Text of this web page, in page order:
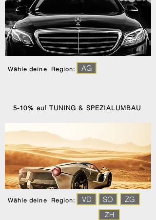
Wähle deine Region: AG
5-10% auf TUNING & SPEZIALUMBAU
Wähle deine Region: VD SO ZG
ZH